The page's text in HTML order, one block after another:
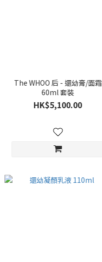
The WHOO 后 - 還幼膏/面霜
60ml 套裝
HK$5,100.00